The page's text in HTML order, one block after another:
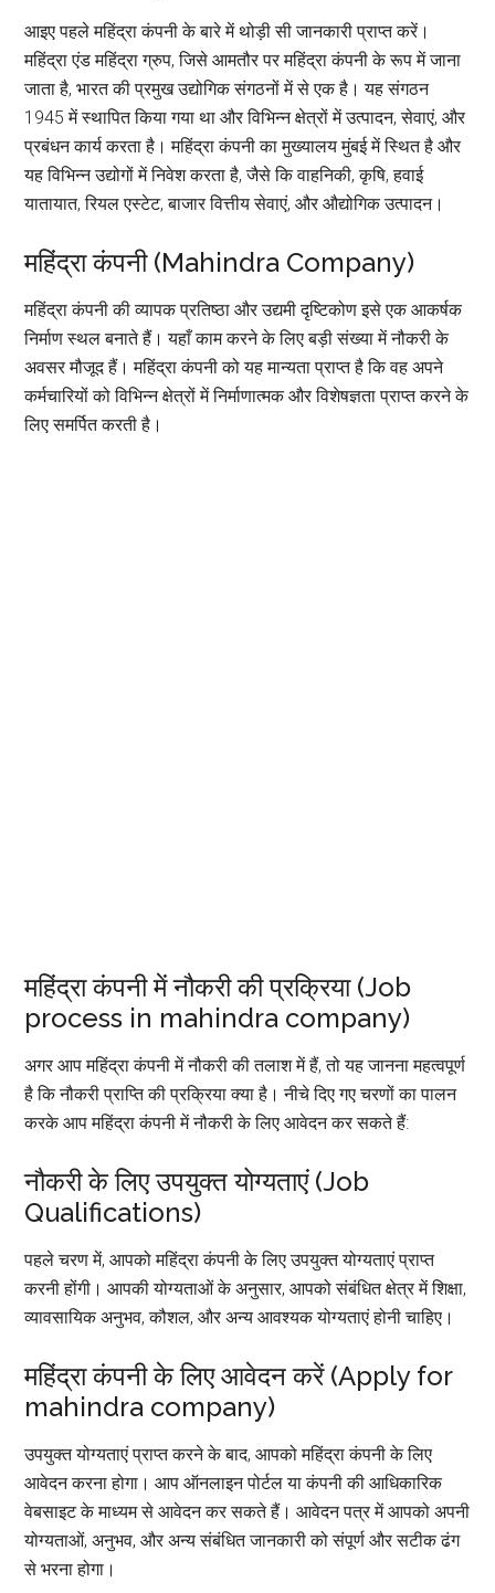
आइए पहले महिंद्रा कंपनी के बारे में थोड़ी सी जानकारी प्राप्त करें।
महिंद्रा एंड महिंद्रा ग्रुप, जिसे आमतौर पर महिंद्रा कंपनी के रूप में जाना
जाता है, भारत की प्रमुख उद्योगिक संगठनों में से एक है। यह संगठन
1945 में स्थापित किया गया था और विभिन्न क्षेत्रों में उत्पादन, सेवाएं, और
प्रबंधन कार्य करता है। महिंद्रा कंपनी का मुख्यालय मुंबई में स्थित है और
यह विभिन्न उद्योगों में निवेश करता है, जैसे कि वाहनिकी, कृषि, हवाई
यातायात, रियल एस्टेट, बाजार वित्तीय सेवाएं, और औद्योगिक उत्पादन।
महिंद्रा कंपनी (Mahindra Company)
महिंद्रा कंपनी की व्यापक प्रतिष्ठा और उद्यमी दृष्टिकोण इसे एक आकर्षक
निर्माण स्थल बनाते हैं। यहाँ काम करने के लिए बड़ी संख्या में नौकरी के
अवसर मौजूद हैं। महिंद्रा कंपनी को यह मान्यता प्राप्त है कि वह अपने
कर्मचारियों को विभिन्न क्षेत्रों में निर्माणात्मक और विशेषज्ञता प्राप्त करने के
लिए समर्पित करती है।
महिंद्रा कंपनी में नौकरी की प्रक्रिया (Job
process in mahindra company)
अगर आप महिंद्रा कंपनी में नौकरी की तलाश में हैं, तो यह जानना महत्वपूर्ण
है कि नौकरी प्राप्ति की प्रक्रिया क्या है। नीचे दिए गए चरणों का पालन
करके आप महिंद्रा कंपनी में नौकरी के लिए आवेदन कर सकते हैं:
नौकरी के लिए उपयुक्त योग्यताएं (Job
Qualifications)
पहले चरण में, आपको महिंद्रा कंपनी के लिए उपयुक्त योग्यताएं प्राप्त
करनी होंगी। आपकी योग्यताओं के अनुसार, आपको संबंधित क्षेत्र में शिक्षा,
व्यावसायिक अनुभव, कौशल, और अन्य आवश्यक योग्यताएं होनी चाहिए।
महिंद्रा कंपनी के लिए आवेदन करें (Apply for
mahindra company)
उपयुक्त योग्यताएं प्राप्त करने के बाद, आपको महिंद्रा कंपनी के लिए
आवेदन करना होगा। आप ऑनलाइन पोर्टल या कंपनी की आधिकारिक
वेबसाइट के माध्यम से आवेदन कर सकते हैं। आवेदन पत्र में आपको अपनी
योग्यताओं, अनुभव, और अन्य संबंधित जानकारी को संपूर्ण और सटीक ढंग
से भरना होगा।